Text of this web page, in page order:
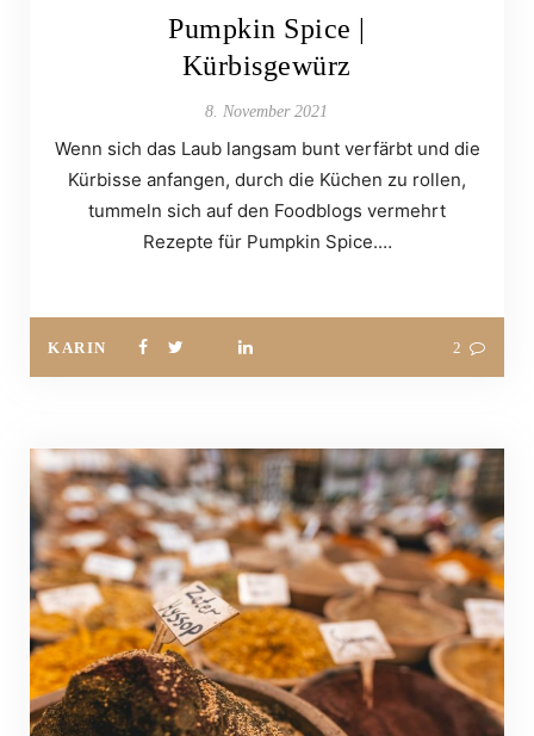
Pumpkin Spice |
Kürbisgewürz
8. November 2021
Wenn sich das Laub langsam bunt verfärbt und die
Kürbisse anfangen, durch die Küchen zu rollen,
tummeln sich auf den Foodblogs vermehrt
Rezepte für Pumpkin Spice.…
KARIN 2